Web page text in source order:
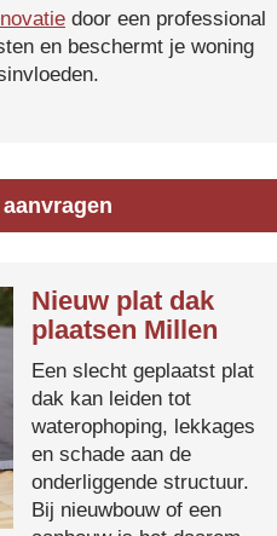
door een professional
en beschermt je woning
Nieuw plat dak
plaatsen Millen
Een slecht geplaatst plat
dak kan leiden tot
waterophoping, lekkages
en schade aan de
onderliggende structuur.
Bij nieuwbouw of een